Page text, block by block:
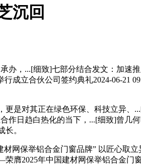
沉回
，...[细致]七部分结合发文：加速
立合伙公司签约典礼2024-06-21
对其正在绿色环保、科技立异、
作日趋白热化的当下，...[细致]曾
。
保举铝合金门窗品牌” 以匠心取立
2025年中国建材网保举铝合金门